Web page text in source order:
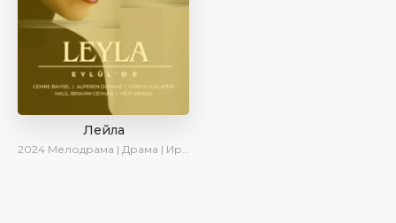
Лейла
2024 Мелодрама | Драма | Ирина Котова | AveTurk | AlisaDirilis | Сериалы 2024